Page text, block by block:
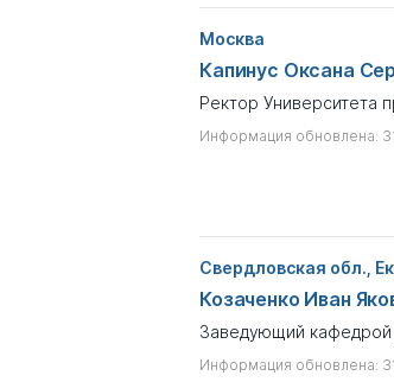
Москва
Капинус Оксана
Ректор Университета
Информация обновлена:
Свердловская обл.,
Козаченко Иван
Заведующий
Информация обновлена: